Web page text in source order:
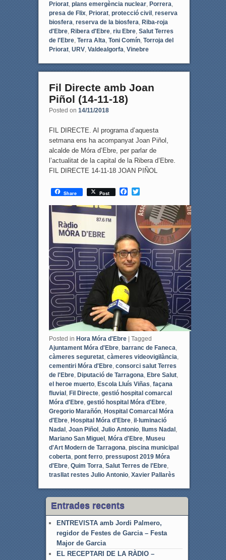
Priorat, plans emergència nuclear, Porrera,
presa de Flix, Priorat, protecció civil , reserva
biosfera, reserva de la biosfera, Riba-roja
d'Ebre, Ribera d'Ebre, riu Ebre, Salut Terres
de l'Ebre, Terra Alta, Toni Comín, Torroja del
Priorat, URV, Valdealgorfa, Vinebre
Fil Directe amb Joan
Piñol (14-11-18)
Posted on 14/11/2018
FIL DIRECTE. Al programa d’aquesta
setmana ens ha acompanyat Joan Piñol,
alcalde de Móra d’Ebre, per parlar de
l’actualitat de la capital de la Ribera d’Ebre.
FIL DIRECTE 14-11-18 JOAN PIÑOL
Share Post
F
c
o
k
T
i
t
t
e
r
Posted in Hora Móra d'Ebre | Tagged
Ajuntament Móra d'Ebre, barranc de Faneca
càmeres seguretat, càmeres videovigilància
cementiri Móra d'Ebre, consorci salut Terres
de l'Ebre, Diputació de Tarragona Ebre Salut,
el heroe muerto, Escola Lluís Viñas façana
fluvial, Fil Directe, gestió hospital comarcal
Móra d'Ebre, gestió hospital Móra d'Ebre,
Gregorio Marañón, Hospital Comarcal Móra
d'Ebre, Hospital Móra d'Ebre, il·luminació
Nadal, Joan Piñol, Julio Antonio, llums Nadal,
Mariano San Miguel, Móra d'Ebre, Museu
d'Art Modern de Tarragona piscina municipal
coberta pont ferro, pressupost 2019 Móra
d'Ebre, Quim Torra Salut Terres de l'Ebre,
trasllat restes Julio Antonio, Xavier Pallarès
Entrades recents
ENTREVISTA amb Jordi Palmero,
regidor de Festes de Garcia – Festa
Major de Garcia
EL RECEPTARI DE LA RÀDIO –